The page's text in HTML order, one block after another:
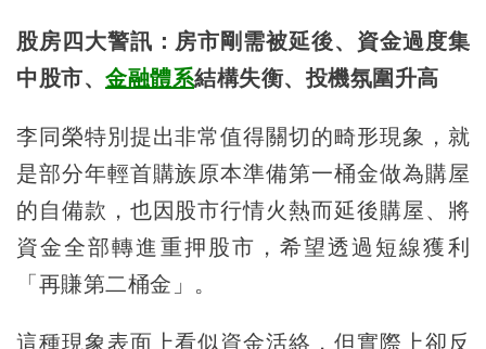
股房四大警訊：房市剛需被延後、資金過度集
中股市、 金融體系結構失衡、投機氛圍升高
李同榮特別提出非常值得關切的畸形現象，就
是部分年輕首購族原本準備第一桶金做為購屋
的自備款，也因股市行情火熱而延後購屋、將
資金全部轉進重押股市，希望透過短線獲利
「再賺第二桶金」。
這種現象表面上看似資金活絡，但實際上卻反